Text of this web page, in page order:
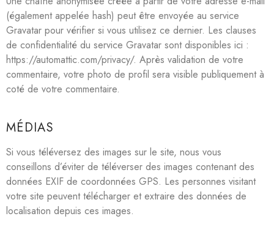
(également appelée hash) peut être envoyée au service
Gravatar pour vérifier si vous utilisez ce dernier. Les clauses
de confidentialité du service Gravatar sont disponibles ici :
https://automattic.com/privacy/. Après validation de votre
commentaire, votre photo de profil sera visible publiquement à
coté de votre commentaire.
MÉDIAS
Si vous téléversez des images sur le site, nous vous
conseillons d’éviter de téléverser des images contenant des
données EXIF de coordonnées GPS. Les personnes visitant
votre site peuvent télécharger et extraire des données de
localisation depuis ces images.